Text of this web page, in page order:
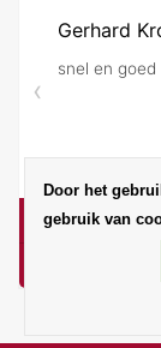
Door het
gebruik van